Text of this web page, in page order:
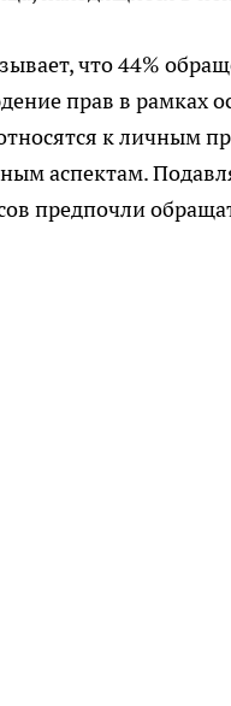
что 44%
прав в рамках
к личным
аспектам.
предпочли